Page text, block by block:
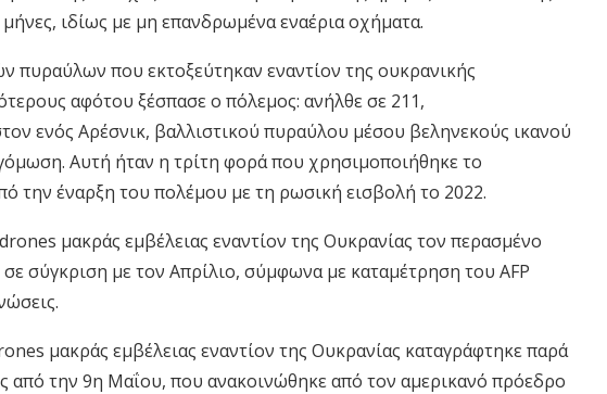
ιδίως με μη επανδρωμένα εναέρια οχήματα.
πυραύλων που εκτοξεύτηκαν εναντίον της ουκρανικής
αφότου ξέσπασε ο πόλεμος: ανήλθε σε 211,
ενός Αρέσνικ, βαλλιστικού πυραύλου μέσου βεληνεκούς ικανού
Αυτή ήταν η τρίτη φορά που χρησιμοποιήθηκε το
την έναρξη του πολέμου με τη ρωσική εισβολή το 2022.
μακράς εμβέλειας εναντίον της Ουκρανίας τον περασμένο
σύγκριση με τον Απρίλιο, σύμφωνα με καταμέτρηση του AFP
μακράς εμβέλειας εναντίον της Ουκρανίας καταγράφτηκε παρά
από την 9η Μαΐου, που ανακοινώθηκε από τον αμερικανό πρόεδρο